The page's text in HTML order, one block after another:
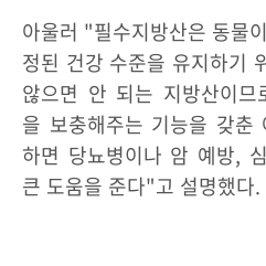
아울러 "필수지방산은 동물
정된 건강 수준을 유지하기
않으면 안 되는 지방산이므
을 보충해주는 기능을 갖춘
하면 당뇨병이나 암 예방,
큰 도움을 준다"고 설명했다.